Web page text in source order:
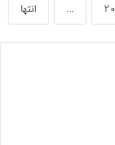
20
... انتها